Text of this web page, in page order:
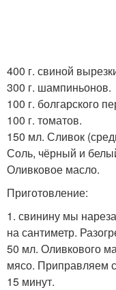
400 г. свиной
300 г. шампиньонов.
100 г. болгарского
100 г. томатов.
150 мл. Сливок
Соль, чёрный и
Оливковое масло.
Приготовление:
1. свинину мы
на сантиметр.
50 мл. Оливкового
мясо. Приправляем
15 минут.